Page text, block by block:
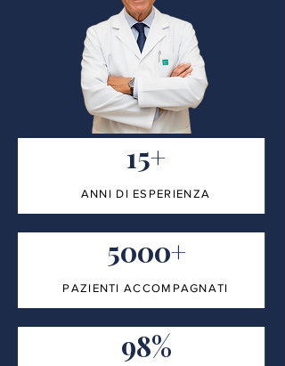
15+
ANNI DI ESPERIENZA
5000+
PAZIENTI ACCOMPAGNATI
98%